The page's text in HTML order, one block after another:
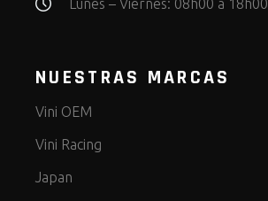
Lunes – Viernes: 08h00 a 18h00
NUESTRAS MARCAS
Vini OEM
Vini Racing
Japan